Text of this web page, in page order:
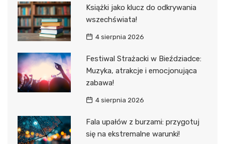
Książki jako klucz do odkrywania
wszechświata!
4 sierpnia 2026
Festiwal Strażacki w Bieździadce:
Muzyka, atrakcje i emocjonująca
zabawa!
4 sierpnia 2026
Fala upałów z burzami: przygotuj
się na ekstremalne warunki!